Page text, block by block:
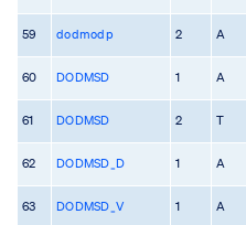
59 dodmodp 2 A
60 DODMSD 1 A
61 DODMSD 2 T
62 DODMSD_D 1 A
63 DODMSD_V 1 A